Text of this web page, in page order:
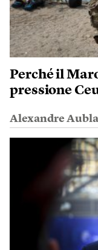
Perché il
pressione
Alexandre